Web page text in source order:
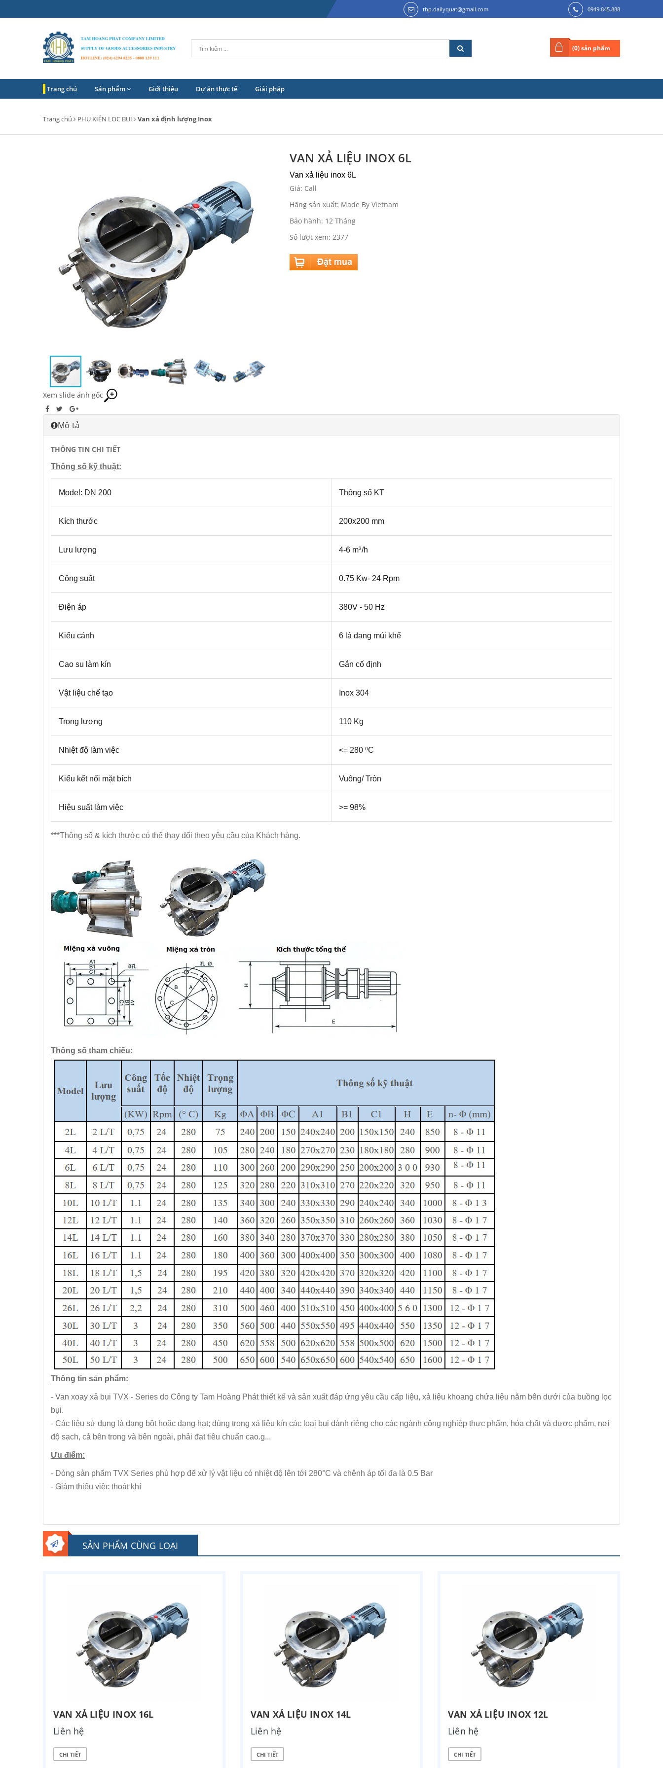
thp.dailyquat@gmail.com 0949.845.888
(0) sản phẩm
Trang chủ Sản phẩm Giới thiệu Dự án thực tế Giải pháp
Trang chủ PHỤ KIỆN LỌC BỤI Van xả định lượng Inox
Xem slide ảnh gốc
VAN XẢ LIỆU INOX 6L
Van xả liệu inox 6L
Giá: Call
Hãng sản xuất: Made By Vietnam
Bảo hành: 12 Tháng
Số lượt xem: 2377
Mô tả
THÔNG TIN CHI TIẾT
Thông số kỹ thuật:
Model: DN 200 Thông số KT
Kích thước 200x200 mm
Lưu lượng 4-6 m3/h
Công suất 0.75 Kw- 24 Rpm
Điện áp 380V - 50 Hz
Kiểu cánh 6 lá dạng múi khế
Cao su làm kín Gắn cố định
Vật liệu chế tạo Inox 304
Trọng lượng 110 Kg
Nhiệt độ làm việc <= 280 0C
Kiểu kết nối mặt bích Vuông/ Tròn
Hiệu suất làm việc >= 98%
***Thông số & kích thước có thể thay đổi theo yêu cầu của Khách hàng.
Thông số tham chiếu:
Thông tin sản phẩm:
- Van xoay xả bụi TVX - Series do Công ty Tam Hoàng Phát thiết kế và sản xuất đáp ứng yêu cầu cấp liệu, xả liệu khoang chứa liệu nằm bên dưới của buồng lọc
bụi.
- Các liệu sử dụng là dạng bột hoặc dạng hạt; dùng trong xả liệu kín các loại bụi dành riêng cho các ngành công nghiệp thực phẩm, hóa chất và dược phẩm, nơi
độ sạch, cả bên trong và bên ngoài, phải đạt tiêu chuẩn cao.g...
Ưu điểm:
- Dòng sản phẩm TVX Series phù hợp để xử lý vật liệu có nhiệt độ lên tới 280°C và chênh áp tối đa là 0.5 Bar
- Giảm thiểu việc thoát khí
SẢN PHẨM CÙNG LOẠI
VAN XẢ LIỆU INOX 16L
Liên hệ
CHI TIẾT
VAN XẢ LIỆU INOX 14L
Liên hệ
CHI TIẾT
VAN XẢ LIỆU INOX 12L
Liên hệ
CHI TIẾT